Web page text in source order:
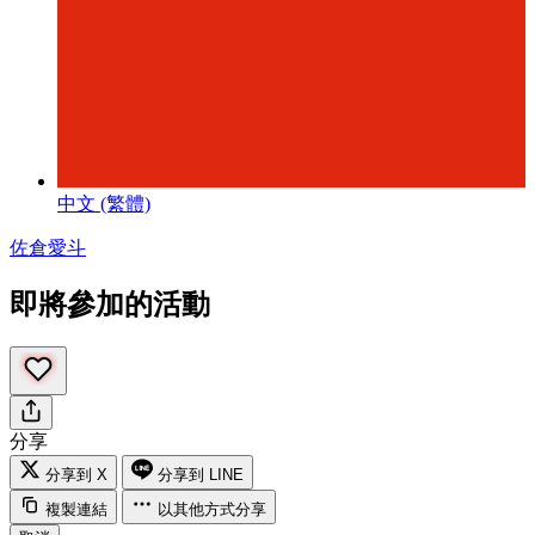
中文 (繁體)
佐倉愛斗
即將參加的活動
分享
分享到 X
分享到 LINE
複製連結
以其他方式分享